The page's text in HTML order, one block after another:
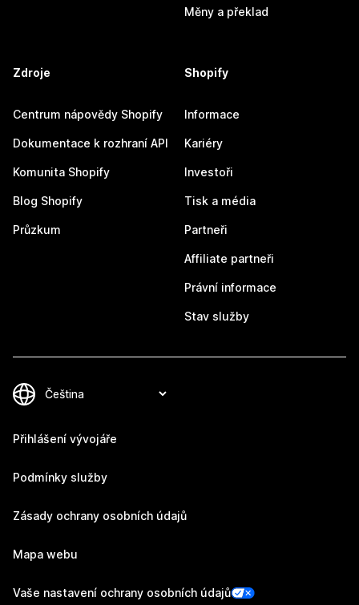
Měny a překlad
Zdroje
Centrum nápovědy Shopify
Dokumentace k rozhraní API
Komunita Shopify
Blog Shopify
Průzkum
Shopify
Informace
Kariéry
Investoři
Tisk a média
Partneři
Affiliate partneři
Právní informace
Stav služby
Přihlášení vývojáře
Podmínky služby
Zásady ochrany osobních údajů
Mapa webu
Vaše nastavení ochrany osobních údajů